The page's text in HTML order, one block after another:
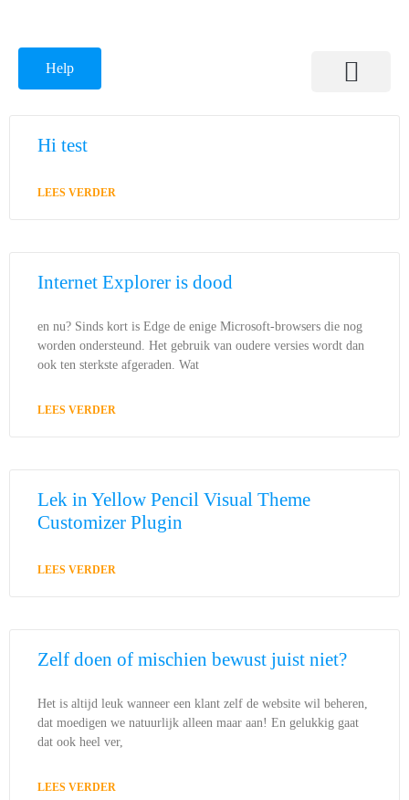
Help
Hi test
LEES VERDER
Internet Explorer is dood
en nu? Sinds kort is Edge de enige Microsoft-browsers die nog
worden ondersteund. Het gebruik van oudere versies wordt dan
ook ten sterkste afgeraden. Wat
LEES VERDER
Lek in Yellow Pencil Visual Theme
Customizer Plugin
LEES VERDER
Zelf doen of mischien bewust juist niet?
Het is altijd leuk wanneer een klant zelf de website wil beheren,
dat moedigen we natuurlijk alleen maar aan! En gelukkig gaat
dat ook heel ver,
LEES VERDER